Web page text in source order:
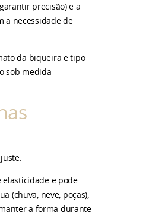
precisão) e a
a necessidade de
da biqueira e tipo
sob medida
elasticidade e pode
(chuva, neve, poças),
a forma durante